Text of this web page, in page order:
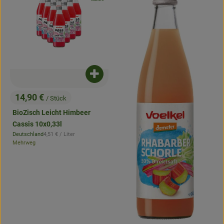
, Preis:
14,90 € / Stück
BioZisch Leicht Himbeer
Cassis 10x0,33l
, Herkunft:
Deutschland, Referenzpreis:
4,51 € / Liter
Mehrweg
Produkt zum Warenkorb hinzufügen